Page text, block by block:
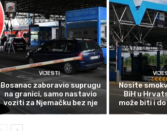
VIJESTI
Bosanac zaboravio suprugu
na granici, samo nastavio
voziti za Njemačku bez nje
Nosite
BiH u
može biti i